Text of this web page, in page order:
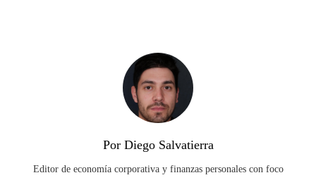
Por Diego Salvatierra
Editor de economía corporativa y finanzas personales con foco